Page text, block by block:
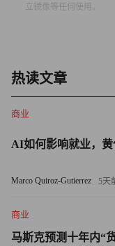
客入侵，后者过去曾
然而，这层额外的
有消息人士对《华
外安全保障无法解决
缺乏日志记录和身份
透到内部，这比数据
立镜像等任何使用。
热读文章
商业
AI如何影响就业，
Marco Quiroz-Gutierrez 5天
商业
马斯克预测十年内“